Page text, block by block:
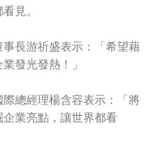
見。
長游祈盛表示：「希望藉
發光發熱！」
總經理楊含容表示：「將
業亮點，讓世界都看